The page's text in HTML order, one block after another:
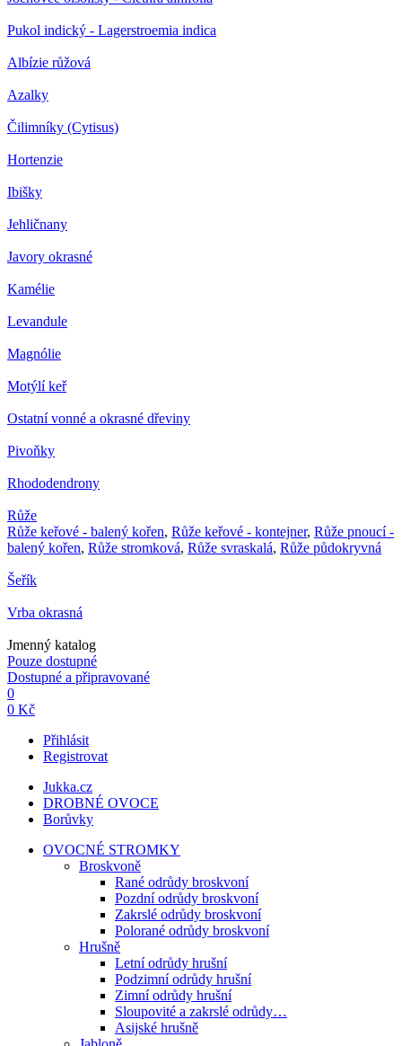
Pukol indický - Lagerstroemia indica
Albízie růžová
Azalky
Čilimníky (Cytisus)
Hortenzie
Ibišky
Jehličnany
Javory okrasné
Kamélie
Levandule
Magnólie
Motýlí keř
Ostatní vonné a okrasné dřeviny
Pivoňky
Rhododendrony
Růže
Růže keřové - balený kořen, Růže keřové - kontejner, Růže pnoucí -
balený kořen, Růže stromková, Růže svraskalá, Růže půdokryvná
Šeřík
Vrba okrasná
Jmenný katalog
Pouze dostupné
Dostupné a připravované
0
0 Kč
Přihlásit
Registrovat
Jukka.cz
DROBNÉ OVOCE
Borůvky
OVOCNÉ STROMKY
Broskvoně
Rané odrůdy broskvoní
Pozdní odrůdy broskvoní
Zakrslé odrůdy broskvoní
Polorané odrůdy broskvoní
Hrušně
Letní odrůdy hrušní
Podzimní odrůdy hrušní
Zimní odrůdy hrušní
Sloupovité a zakrslé odrůdy…
Asijské hrušně